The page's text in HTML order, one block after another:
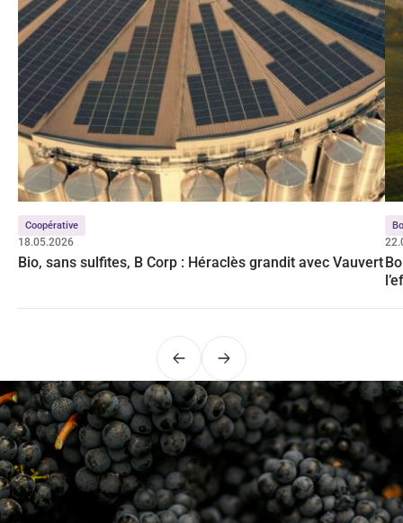
Coopérative
18.05.2026
Bio, sans sulfites, B Corp : Héraclès grandit avec Vauvert
PrécédentSuivant